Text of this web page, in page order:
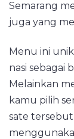
Semarang
juga yang
Menu ini
nasi sebagai
Melainkan
kamu pilih
sate